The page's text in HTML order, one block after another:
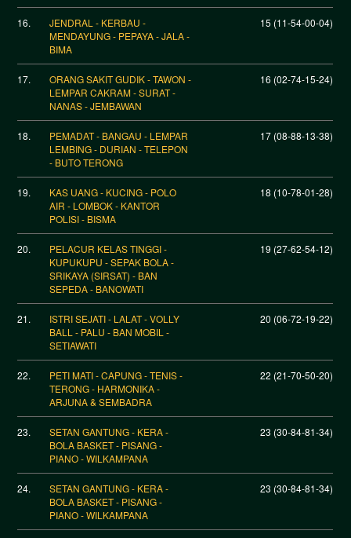
16.
JENDRAL - KERBAU -
MENDAYUNG - PEPAYA - JALA -
BIMA
15 (11-54-00-04)
17.
ORANG SAKIT GUDIK - TAWON -
LEMPAR CAKRAM - SURAT -
NANAS - JEMBAWAN
16 (02-74-15-24)
18.
PEMADAT - BANGAU - LEMPAR
LEMBING - DURIAN - TELEPON
- BUTO TERONG
17 (08-88-13-38)
19.
KAS UANG - KUCING - POLO
AIR - LOMBOK - KANTOR
POLISI - BISMA
18 (10-78-01-28)
20.
PELACUR KELAS TINGGI -
KUPUKUPU - SEPAK BOLA -
SRIKAYA (SIRSAT) - BAN
SEPEDA - BANOWATI
19 (27-62-54-12)
21.
ISTRI SEJATI - LALAT - VOLLY
BALL - PALU - BAN MOBIL -
SETIAWATI
20 (06-72-19-22)
22.
PETI MATI - CAPUNG - TENIS -
TERONG - HARMONIKA -
ARJUNA & SEMBADRA
22 (21-70-50-20)
23.
SETAN GANTUNG - KERA -
BOLA BASKET - PISANG -
PIANO - WILKAMPANA
23 (30-84-81-34)
24.
SETAN GANTUNG - KERA -
BOLA BASKET - PISANG -
PIANO - WILKAMPANA
23 (30-84-81-34)